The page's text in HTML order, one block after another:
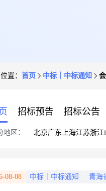
置： 首页 中标｜中标通知
招标预告 招标公告
地区： 北京广东 上海江苏浙江
08-08 中标｜中标通知 青海